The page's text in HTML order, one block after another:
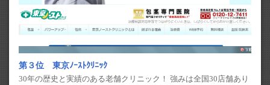
第３位 東京ﾉｰｽﾄｸﾘﾆｯｸ
30年の歴史と実績のある老舗クリニック！ 強みは全国30店舗あり